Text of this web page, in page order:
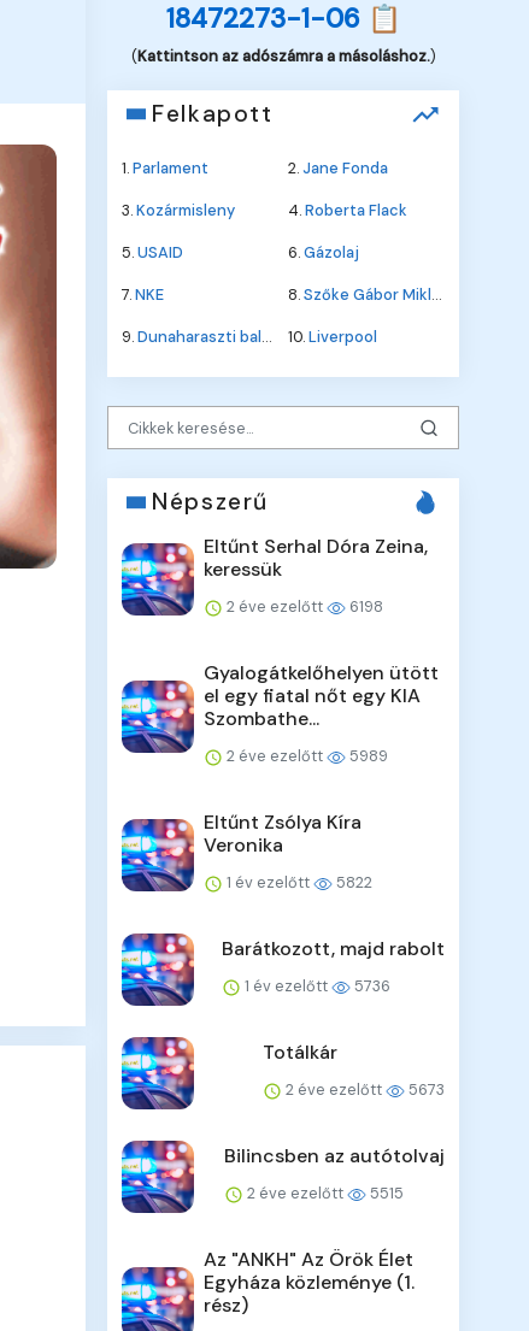
18472273-1-06 📋
(Kattintson az adószámra a másoláshoz.)
Felkapott
1.Parlament 2.Jane Fonda
3.Kozármisleny 4.Roberta Flack
5.USAID 6.Gázolaj
7.NKE 8.Szőke Gábor Miklós
9.Dunaharaszti baleset 10.Liverpool
Népszerű
Eltűnt Serhal Dóra Zeina,
keressük
2 éve ezelőtt 6198
Gyalogátkelőhelyen ütött
el egy fiatal nőt egy KIA
Szombathe...
2 éve ezelőtt 5989
Eltűnt Zsólya Kíra
Veronika
1 év ezelőtt 5822
Barátkozott, majd rabolt
1 év ezelőtt 5736
Totálkár
2 éve ezelőtt 5673
Bilincsben az autótolvaj
2 éve ezelőtt 5515
Az "ANKH" Az Örök Élet
Egyháza közleménye (1.
rész)